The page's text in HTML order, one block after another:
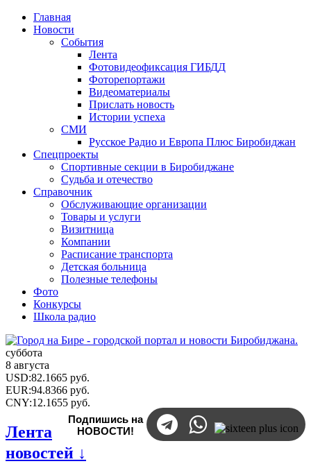
Главная
Новости
События
Лента
Фотовидеофиксация ГИБДД
Фоторепортажи
Видеоматериалы
Прислать новость
Истории успеха
СМИ
Русское Радио и Европа Плюс Биробиджан
Спецпроекты
Спортивные секции в Биробиджане
Судьба и отечество
Справочник
Обслуживающие организации
Товары и услуги
Визитница
Компании
Расписание транспорта
Детская больница
Полезные телефоны
Фото
Конкурсы
Школа радио
суббота
8 августа
USD:82.1665 руб.
EUR:94.8366 руб.
CNY:12.1655 руб.
Подпишись на
НОВОСТИ!
Лента
новостей ↓